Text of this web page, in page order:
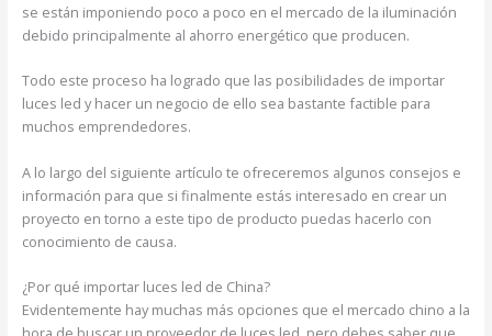
se están imponiendo poco a poco en el mercado de la iluminación
debido principalmente al ahorro energético que producen.
Todo este proceso ha logrado que las posibilidades de importar
luces led y hacer un negocio de ello sea bastante factible para
muchos emprendedores.
A lo largo del siguiente artículo te ofreceremos algunos consejos e
información para que si finalmente estás interesado en crear un
proyecto en torno a este tipo de producto puedas hacerlo con
conocimiento de causa.
¿Por qué importar luces led de China?
Evidentemente hay muchas más opciones que el mercado chino a la